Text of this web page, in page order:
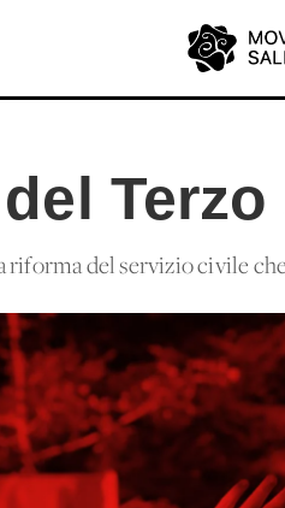
riforma del servizio civile